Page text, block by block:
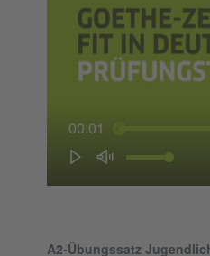
00:01
A2-Übungssatz